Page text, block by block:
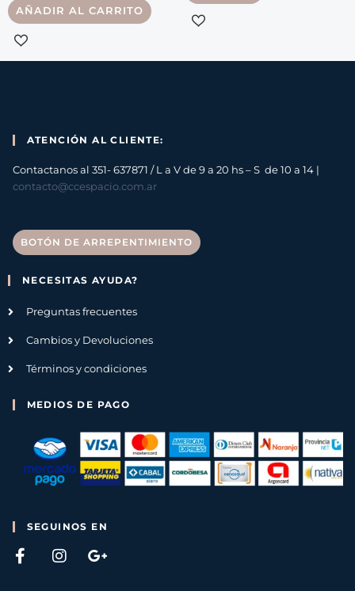
AÑADIR AL CARRITO
ATENCIÓN AL CLIENTE:
Contactanos al 351- 637871 / L a V de 9 a 20 hs – S de 10 a 14 |
contacto@ccespacio.com.ar
BOTÓN DE ARREPENTIMIENTO
NECESITAS AYUDA?
Preguntas frecuentes
Cambios y Devoluciones
Términos y condiciones
MEDIOS DE PAGO
SEGUINOS EN